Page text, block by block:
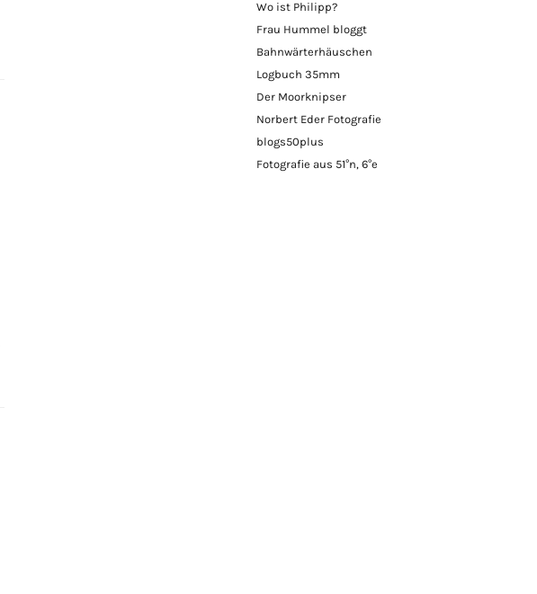
Wo ist Philipp?
Frau Hummel bloggt
Bahnwärterhäuschen
Logbuch 35mm
Der Moorknipser
Norbert Eder Fotografie
blogs50plus
Fotografie aus 51°n, 6°e